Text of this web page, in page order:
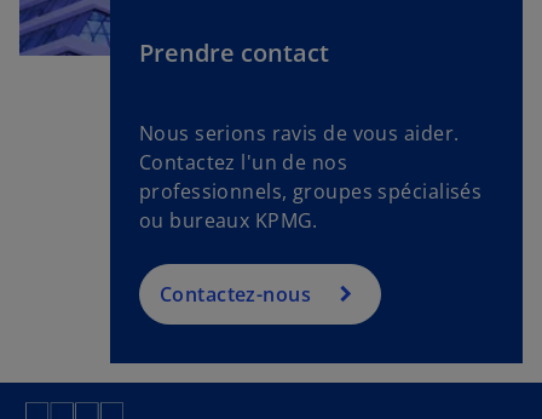
Prendre contact
Nous serions ravis de vous aider.
Contactez l'un de nos
professionnels, groupes spécialisés
ou bureaux KPMG.
Contactez-nous